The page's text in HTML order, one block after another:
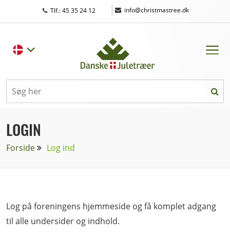
Tlf.: 45 35 24 12 | info@christmastree.dk
LOGIN
Forside Log ind
Log på foreningens hjemmeside og få komplet adgang
til alle undersider og indhold.